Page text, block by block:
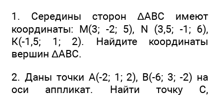
1. Середины сторон ΔАВС имеют
координаты: М(3; -2; 5), N (3,5; -1; 6),
К(-1,5; 1; 2). Найдите координаты
вершин ΔАВС.
2. Даны точки А(-2; 1; 2), В(-6; 3; -2) на
оси аппликат. Найти точку С,